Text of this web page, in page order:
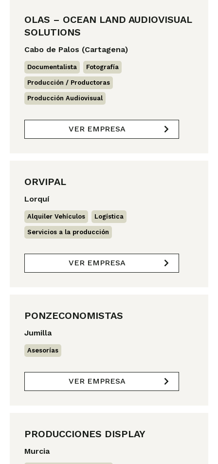
OLAS – OCEAN LAND AUDIOVISUAL
SOLUTIONS
Cabo de Palos (Cartagena)
Documentalista Fotografía
Producción / Productoras
Producción Audiovisual
VER EMPRESA
ORVIPAL
Lorquí
Alquiler Vehículos Logística
Servicios a la producción
VER EMPRESA
PONZECONOMISTAS
Jumilla
Asesorías
VER EMPRESA
PRODUCCIONES DISPLAY
Murcia